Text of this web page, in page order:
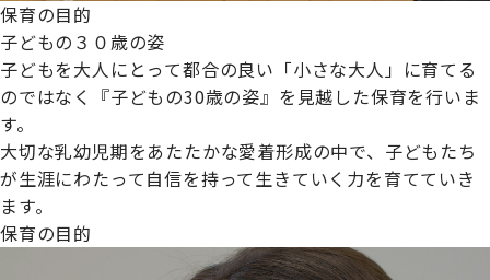
プライムスターほいくえんグループは女性が安心して働き
続けられる環境づくりに取り組んでおり、厚生労働省の
【えるぼし認定(☆☆)】
保育の目的
子どもの３０歳の姿
子どもを大人にとって都合の良い「小さな大人」に育てる
のではなく『子どもの30歳の姿』を見越した保育を行いま
す。
大切な乳幼児期をあたたかな愛着形成の中で、子どもたち
が生涯にわたって自信を持って生きていく力を育てていき
ます。
保育の目的